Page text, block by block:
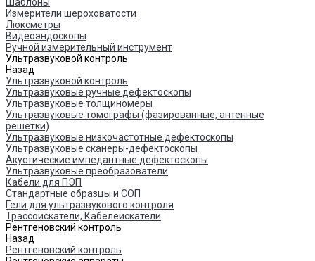
Измерители шероховатости
Люксметры
Видеоэндоскопы
Ручной измерительный инструмент
Ультразвуковой контроль
Назад
Ультразвуковой контроль
Ультразвуковые ручные дефектоскопы
Ультразвуковые толщиномеры
Ультразвуковые томографы (фазированные, антенные
решетки)
Ультразвуковые низкочастотные дефектоскопы
Ультразвуковые сканеры-дефектоскопы
Акустические импедантные дефектоскопы
Ультразвуковые преобразователи
Кабели для ПЭП
Стандартные образцы и СОП
Гели для ультразвукового контроля
Трассоискатели, Кабелеискатели
Рентгеновский контроль
Назад
Рентгеновский контроль